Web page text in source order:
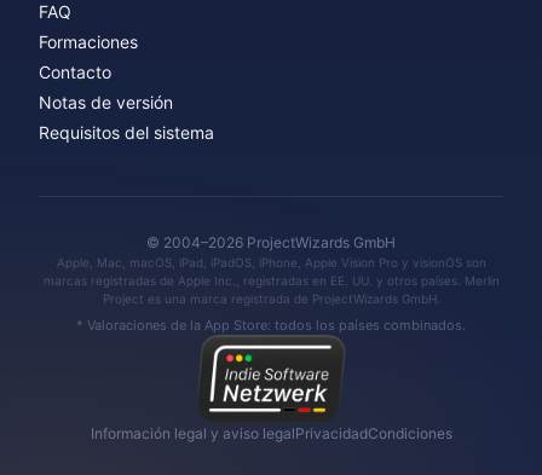
FAQ
Formaciones
Contacto
Notas de versión
Requisitos del sistema
© 2004–2026 ProjectWizards GmbH
Apple, Mac, macOS, iPad, iPadOS, iPhone, Apple Vision Pro y visionOS son
marcas registradas de Apple Inc., registradas en EE. UU. y otros países. Merlin
Project es una marca registrada de ProjectWizards GmbH.
* Valoraciones de la App Store: todos los países combinados.
Información legal y aviso legalPrivacidadCondiciones